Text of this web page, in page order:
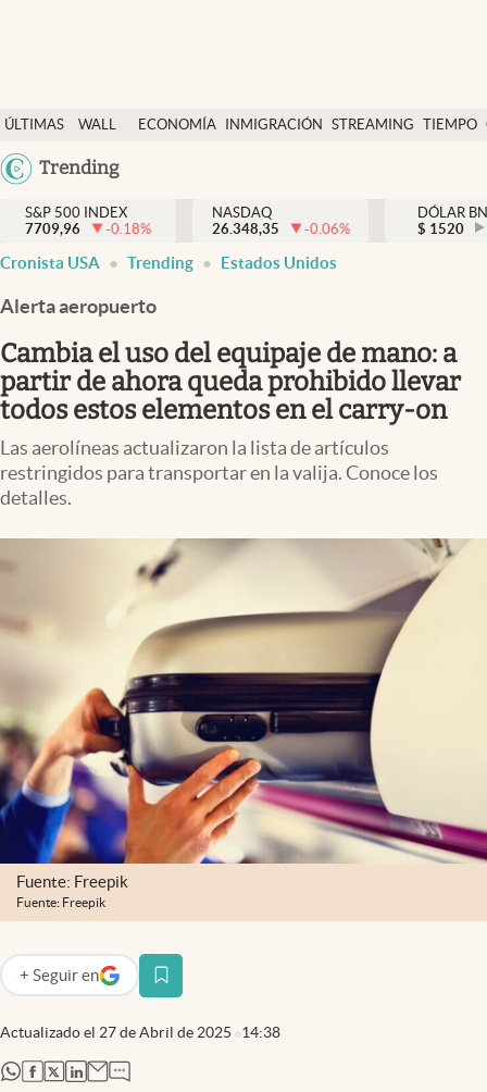
ÚLTIMAS
NOTICIAS
WALL
DÓLAR
ECONOMÍA INMIGRACIÓN STREAMING TIEMPO
México
Trending
Finanzas y economía
Wall Street y dólar
Inmigración
Espiritual
Streaming
PC y mobile
Lifestyle
S&P 500 INDEX
7709,96
-0.18%
NASDAQ
26.348,35
-0.06%
DÓLAR
$ 1520
Cronista USA Trending Estados Unidos
Alerta aeropuerto
Cambia el uso del equipaje de mano: a
partir de ahora queda prohibido llevar
todos estos elementos en el carry-on
Las aerolíneas actualizaron la lista de artículos
restringidos para transportar en la valija. Conoce los
detalles.
Fuente: Freepik
Fuente: Freepik
Actualizado el 27 de Abril de 2025 14:38
+ Seguir en
abre en nueva pestaña
abre en nueva pestaña
abre en nueva pestaña
abre en nueva pestaña
abre en nueva pestaña